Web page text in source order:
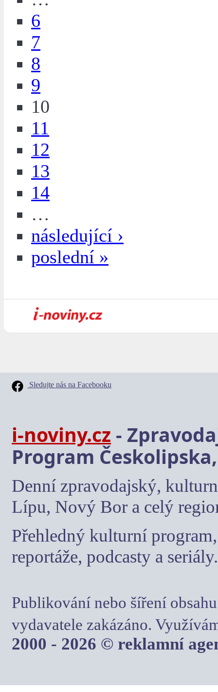
6
7
8
9
10
11
12
13
14
…
následující ›
poslední »
Sledujte nás na Facebooku
i-noviny.cz -
Program
Denní zpravodajský,
Lípu, Nový Bor a celý
Přehledný kulturní
reportáže, podcasty a seriály.
Publikování nebo šíření
vydavatele zakázáno.
2000 - 2026 © reklamní